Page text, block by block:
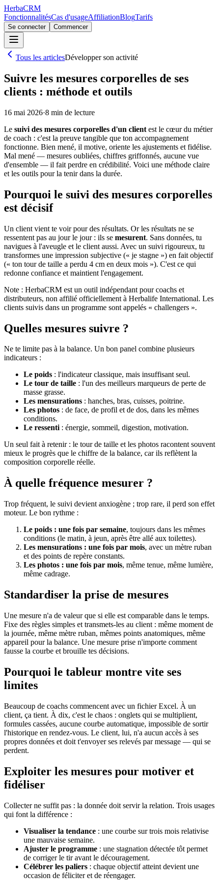
HerbaCRM
FonctionnalitésCas d'usageAffiliationBlogTarifs
Se connecter Commencer
Tous les articlesDévelopper son activité
Suivre les mesures corporelles de ses
clients : méthode et outils
16 mai 2026·8 min de lecture
Le suivi des mesures corporelles d'un client est le cœur du métier
de coach : c'est la preuve tangible que ton accompagnement
fonctionne. Bien mené, il motive, oriente les ajustements et fidélise.
Mal mené — mesures oubliées, chiffres griffonnés, aucune vue
d'ensemble — il fait perdre en crédibilité. Voici une méthode claire
et les outils pour la tenir dans la durée.
Pourquoi le suivi des mesures corporelles
est décisif
Un client vient te voir pour des résultats. Or les résultats ne se
ressentent pas au jour le jour : ils se mesurent. Sans données, tu
navigues à l'aveugle et le client aussi. Avec un suivi rigoureux, tu
transformes une impression subjective (« je stagne ») en fait objectif
(« ton tour de taille a perdu 4 cm en deux mois »). C'est ce qui
redonne confiance et maintient l'engagement.
Note : HerbaCRM est un outil indépendant pour coachs et
distributeurs, non affilié officiellement à Herbalife International. Les
clients suivis dans un programme sont appelés « challengers ».
Quelles mesures suivre ?
Ne te limite pas à la balance. Un bon panel combine plusieurs
indicateurs :
Le poids : l'indicateur classique, mais insuffisant seul.
Le tour de taille : l'un des meilleurs marqueurs de perte de
masse grasse.
Les mensurations : hanches, bras, cuisses, poitrine.
Les photos : de face, de profil et de dos, dans les mêmes
conditions.
Le ressenti: énergie, sommeil, digestion, motivation.
Un seul fait à retenir : le tour de taille et les photos racontent souvent
mieux le progrès que le chiffre de la balance, car ils reflètent la
composition corporelle réelle.
À quelle fréquence mesurer ?
Trop fréquent, le suivi devient anxiogène ; trop rare, il perd son effet
moteur. Le bon rythme :
Le poids : une fois par semaine, toujours dans les mêmes
conditions (le matin, à jeun, après être allé aux toilettes).
Les mensurations : une fois par mois, avec un mètre ruban
et des points de repère constants.
Les photos : une fois par mois, même tenue, même lumière,
même cadrage.
Standardiser la prise de mesures
Une mesure n'a de valeur que si elle est comparable dans le temps.
Fixe des règles simples et transmets-les au client : même moment de
la journée, même mètre ruban, mêmes points anatomiques, même
appareil pour la balance. Une mesure prise n'importe comment
fausse la courbe et brouille tes décisions.
Pourquoi le tableur montre vite ses
limites
Beaucoup de coachs commencent avec un fichier Excel. À un
client, ça tient. À dix, c'est le chaos : onglets qui se multiplient,
formules cassées, aucune courbe automatique, impossible de sortir
l'historique en rendez-vous. Le client, lui, n'a aucun accès à ses
propres données et doit t'envoyer ses relevés par message — qui se
perdent.
Exploiter les mesures pour motiver et
fidéliser
Collecter ne suffit pas : la donnée doit servir la relation. Trois usages
qui font la différence :
Visualiser la tendance : une courbe sur trois mois relativise
une mauvaise semaine.
Ajuster le programme : une stagnation détectée tôt permet
de corriger le tir avant le découragement.
Célébrer les paliers : chaque objectif atteint devient une
occasion de féliciter et de réengager.